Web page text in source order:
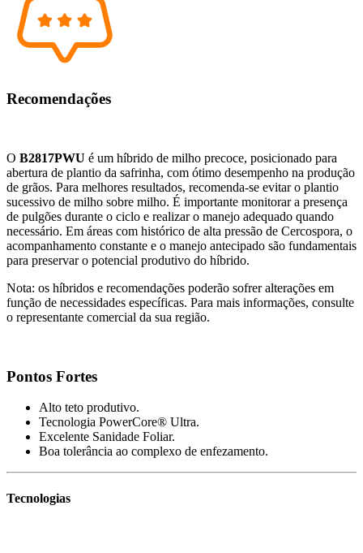
Recomendações
O B2817PWU é um híbrido de milho precoce, posicionado para
abertura de plantio da safrinha, com ótimo desempenho na produção
de grãos. Para melhores resultados, recomenda-se evitar o plantio
sucessivo de milho sobre milho. É importante monitorar a presença
de pulgões durante o ciclo e realizar o manejo adequado quando
necessário. Em áreas com histórico de alta pressão de Cercospora, o
acompanhamento constante e o manejo antecipado são fundamentais
para preservar o potencial produtivo do híbrido.
Nota: os híbridos e recomendações poderão sofrer alterações em
função de necessidades específicas. Para mais informações, consulte
o representante comercial da sua região.
Pontos Fortes
Alto teto produtivo.
Tecnologia PowerCore® Ultra.
Excelente Sanidade Foliar.
Boa tolerância ao complexo de enfezamento.
Tecnologias